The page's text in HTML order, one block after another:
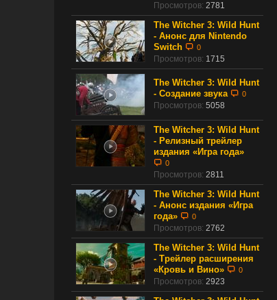
Просмотров: 2781
The Witcher 3: Wild Hunt
- Анонс для Nintendo
Switch
0
Просмотров: 1715
The Witcher 3: Wild Hunt
- Создание звука
0
Просмотров: 5058
The Witcher 3: Wild Hunt
- Релизный трейлер
издания «Игра года»
0
Просмотров: 2811
The Witcher 3: Wild Hunt
- Анонс издания «Игра
года»
0
Просмотров: 2762
The Witcher 3: Wild Hunt
- Трейлер расширения
«Кровь и Вино»
0
Просмотров: 2923